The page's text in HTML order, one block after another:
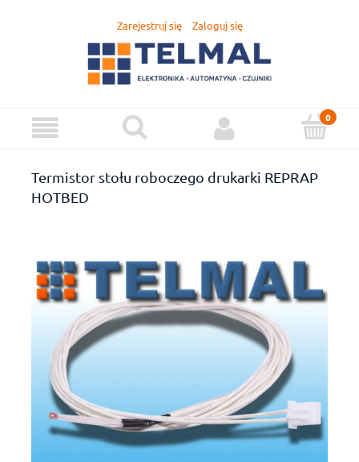
Zarejestruj się Zaloguj się
Termistor stołu roboczego drukarki REPRAP
HOTBED